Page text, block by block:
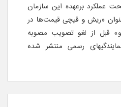
عملکرد برعهده این سازمان
«ریش و قیچی قیمت‌ها در
قبل از لغو تصویب مصوبه
رسمی منتشر شده